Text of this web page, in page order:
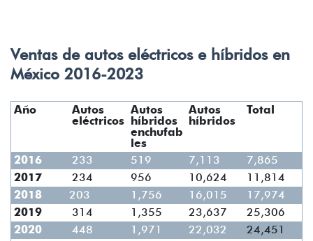
Ventas de autos eléctricos e híbridos en
México 2016-2023
Año
Autos
eléctricos
Autos
híbridos
enchufab
les
Autos
híbridos
Total
2016 233 519 7,113
7,865
2017
234 956 10,624
11,814
2018
203 1,756 16,015
17,974
2019
314 1,355 23,637
25,306
2020
448 1,971 22,032
24,451